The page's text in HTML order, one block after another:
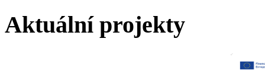
Aktuální projekty